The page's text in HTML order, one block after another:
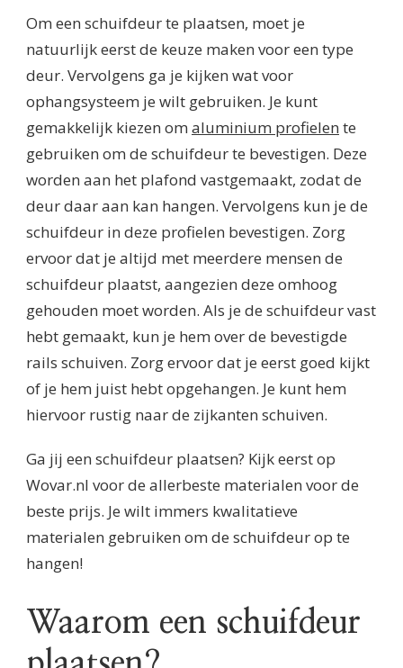
Om een schuifdeur te plaatsen, moet je
natuurlijk eerst de keuze maken voor een type
deur. Vervolgens ga je kijken wat voor
ophangsysteem je wilt gebruiken. Je kunt
gemakkelijk kiezen om aluminium profielen te
gebruiken om de schuifdeur te bevestigen. Deze
worden aan het plafond vastgemaakt, zodat de
deur daar aan kan hangen. Vervolgens kun je de
schuifdeur in deze profielen bevestigen. Zorg
ervoor dat je altijd met meerdere mensen de
schuifdeur plaatst, aangezien deze omhoog
gehouden moet worden. Als je de schuifdeur vast
hebt gemaakt, kun je hem over de bevestigde
rails schuiven. Zorg ervoor dat je eerst goed kijkt
of je hem juist hebt opgehangen. Je kunt hem
hiervoor rustig naar de zijkanten schuiven.
Ga jij een schuifdeur plaatsen? Kijk eerst op
Wovar.nl voor de allerbeste materialen voor de
beste prijs. Je wilt immers kwalitatieve
materialen gebruiken om de schuifdeur op te
hangen!
Waarom een schuifdeur